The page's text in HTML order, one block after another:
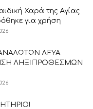
Χαρά της Αγίας
για χρήση
ΔΕΥΑ
ΛΗΞΙΠΡΟΘΕΣΜΩΝ